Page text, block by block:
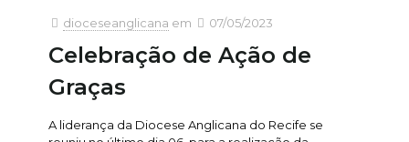
dioceseanglicana em 07/05/2023
Celebração de Ação de
Graças
A liderança da Diocese Anglicana do Recife se